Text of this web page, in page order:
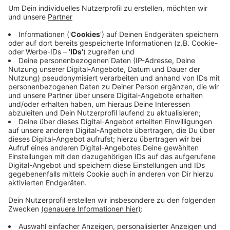
Anzeige
In Weidenau hat gestern Abend ein 40 mal 50 Meter
großes Wiesenstück gebrannt. Die Rauchentwicklung
war enorm. Die Einsatzkräfte der Feuerwehr wurden
gegen halb 7 zum Haardter Berg gerufen. Das Feuer
konnte rasch gelöst werden.
Die Polizei schließt nicht aus, dass der Brand beim
Grillen entstanden ist.
Anzeige
Anzeige